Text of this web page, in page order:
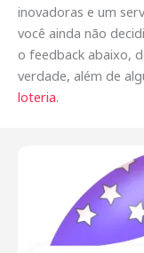
inovadoras e um
você ainda não
o feedback abaixo,
verdade, além de
loteria.